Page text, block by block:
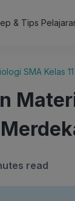
& Tips
SMA Kelas 11
read